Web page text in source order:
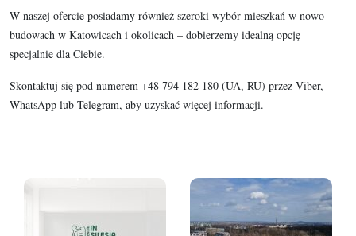
W naszej ofercie posiadamy również szeroki wybór mieszkań w nowo
budowach w Katowicach i okolicach – dobierzemy idealną opcję
specjalnie dla Ciebie.
Skontaktuj się pod numerem +48 794 182 180 (UA, RU) przez Viber,
WhatsApp lub Telegram, aby uzyskać więcej informacji.